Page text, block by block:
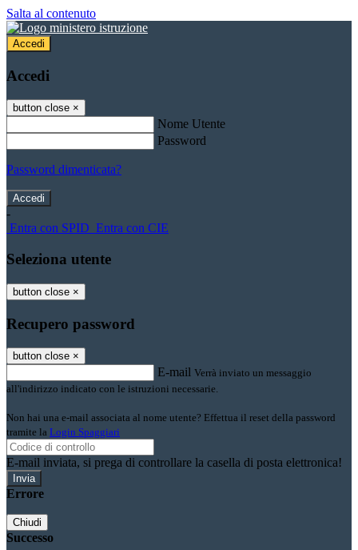
Salta al contenuto
Accedi
Accedi
button close ×
Nome Utente
Password
Password dimenticata?
-
Entra con SPID Entra con CIE
Seleziona utente
button close ×
Recupero password
button close ×
E-mail Verrà inviato un messaggio
all'indirizzo indicato con le istruzioni necessarie.
Non hai una e-mail associata al nome utente? Effettua il reset della password
tramite la Login Spaggiari
E-mail inviata, si prega di controllare la casella di posta elettronica!
Errore
Chiudi
Successo